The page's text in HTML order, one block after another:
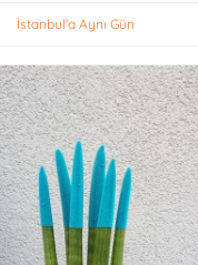
İstanbul'a Aynı Gün